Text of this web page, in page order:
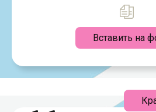
Вставить на